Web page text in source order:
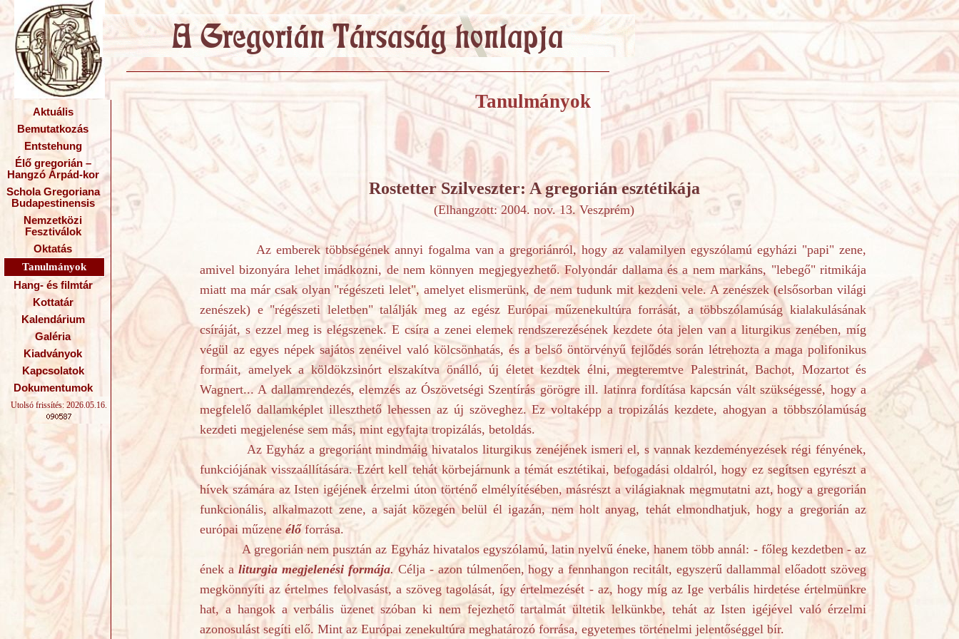
Aktuális
Bemutatkozás
Entstehung
Élő gregorián –
Hangzó Árpád-kor
Schola Gregoriana
Budapestinensis
Nemzetközi
Fesztiválok
Oktatás
Tanulmányok
Hang- és filmtár
Kottatár
Kalendárium
Galéria
Kiadványok
Kapcsolatok
Dokumentumok
Utolsó frissítés: 2026.05.16.
Tanulmányok
RostetterSzilveszter: A gregorián esztétikája
(Elhangzott: 2004. nov. 13. Veszprém)
Az emberek többségének annyi fogalma van a gregoriánról, hogy az valamilyen egyszólamú egyházi "papi" zene,
amivel bizonyára lehet imádkozni, de nem könnyen megjegyezhető. Folyondár dallama és a nem markáns, "lebegő" ritmikája
miatt ma már csak olyan "régészeti lelet", amelyet elismerünk, de nem tudunk mit kezdeni vele. A zenészek (elsősorban világi
zenészek) e "régészeti leletben" találják meg az egész Európai műzenekultúra forrását, a többszólamúság kialakulásának
csíráját, s ezzel meg is elégszenek. E csíra a zenei elemek rendszerezésének kezdete óta jelen van a liturgikus zenében, míg
végül az egyes népek sajátos zenéivel való kölcsönhatás, és a belső öntörvényű fejlődés során létrehozta a maga polifonikus
formáit, amelyek a köldökzsinórt elszakítva önálló, új életet kezdtek élni, megteremtve Palestrinát, Bachot, Mozartot és
Wagnert... A dallamrendezés, elemzés az Ószövetségi Szentírás görögre ill. latinra fordítása kapcsán vált szükségessé, hogy a
megfelelő dallamképlet illeszthető lehessen az új szöveghez. Ez voltaképp a tropizálás kezdete, ahogyan a többszólamúság
kezdeti megjelenése sem más, mint egyfajta tropizálás, betoldás.
Az Egyház a gregoriánt mindmáig hivatalos liturgikus zenéjének ismeri el, s vannak kezdeményezések régi fényének,
funkciójának visszaállítására. Ezért kell tehát körbejárnunk a témát esztétikai, befogadási oldalról, hogy ez segítsen egyrészt a
hívek számára az Isten igéjének érzelmi úton történő elmélyítésében, másrészt a világiaknak megmutatni azt, hogy a gregorián
funkcionális, alkalmazott zene, a saját közegén belül él igazán, nem holt anyag, tehát elmondhatjuk, hogy a gregorián az
európai műzene élőforrása.
A gregorián nem pusztán az Egyház hivatalos egyszólamú, latin nyelvű éneke, hanem több annál: - főleg kezdetben - az
ének a liturgia megjelenési formája. Célja - azon túlmenően, hogy a fennhangon recitált, egyszerű dallammal előadott szöveg
megkönnyíti az értelmes felolvasást, a szöveg tagolását, így értelmezését - az, hogy míg az Ige verbális hirdetése értelmünkre
hat, a hangok a verbális üzenet szóban ki nem fejezhető tartalmát ültetik lelkünkbe, tehát az Isten igéjével való érzelmi
azonosulást segíti elő. Mint az Európai zenekultúra meghatározó forrása, egyetemes történelmi jelentőséggel bír.